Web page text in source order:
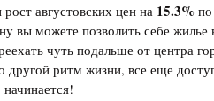
августовских цен на 15.3%
вы можете позволить себе
чуть подальше от центра
другой ритм жизни, все еще